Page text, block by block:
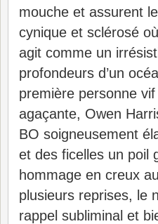
mouche et assurent
cynique et sclérosé
agit comme un
profondeurs d’un
première personne
agaçante, Owen
BO soigneusement
et des ficelles un poil
hommage en creux
plusieurs reprises, le
rappel subliminal et